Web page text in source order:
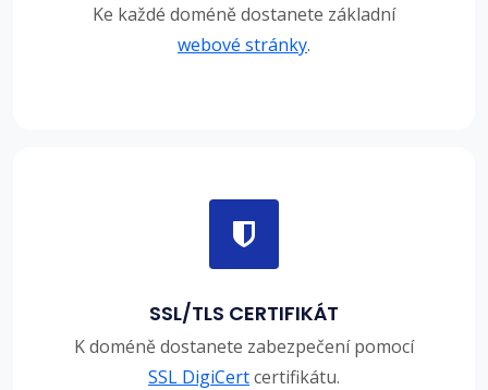
Ke každé doméně dostanete základní
webové stránky.
SSL/TLS CERTIFIKÁT
K doméně dostanete zabezpečení pomocí
SSL DigiCertcertifikátu.